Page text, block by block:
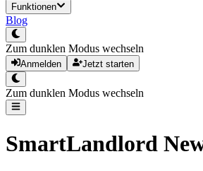
Funktionen
Blog
Zum dunklen Modus wechseln
Anmelden Jetzt starten
Zum dunklen Modus wechseln
SmartLandlord